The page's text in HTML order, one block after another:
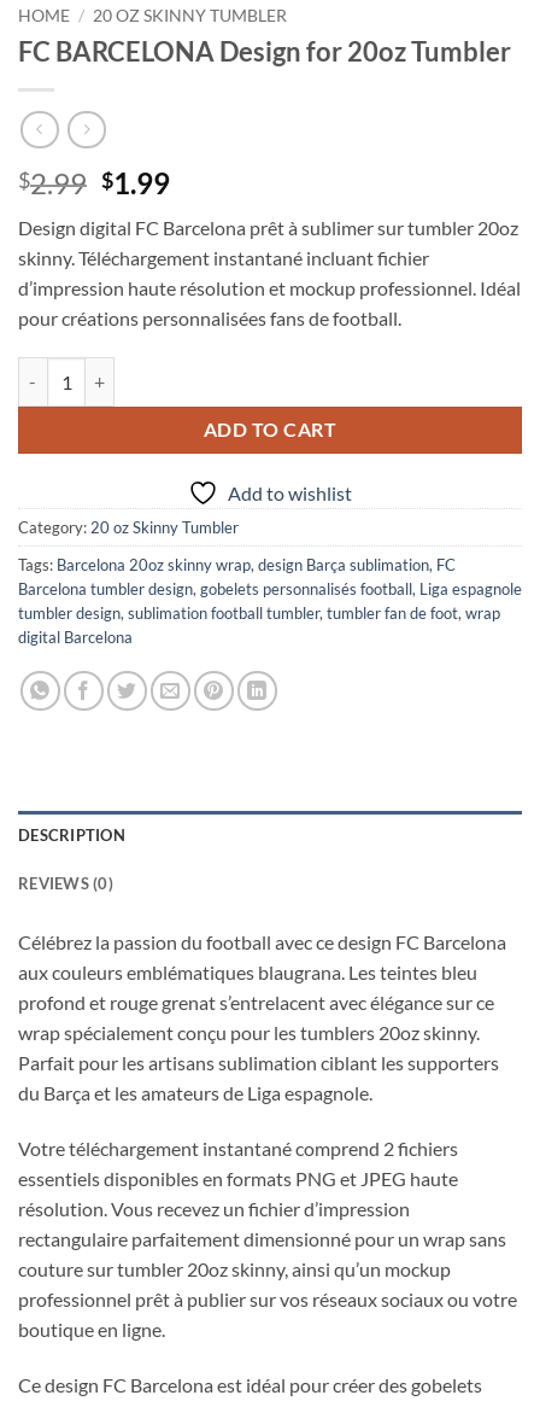
HOME / 20 OZ SKINNY TUMBLER
FC BARCELONA Design for 20oz Tumbler
$2.99 Original
was:
$2.99.
$1.99Current
is:
$1.99.
Design digital FC Barcelona prêt à sublimer sur tumbler 20oz
skinny. Téléchargement instantané incluant fichier
d’impression haute résolution et mockup professionnel. Idéal
pour créations personnalisées fans de football.
ADD TO CART
Add to wishlist
Category:20 oz Skinny Tumbler
Tags: Barcelona 20oz skinny wrap,design Barça sublimation, FC
Barcelona tumbler design,gobelets personnalisés football, Liga espagnole
tumbler design,sublimation football tumbler,tumbler fan de foot,wrap
digital Barcelona
DESCRIPTION
REVIEWS (0)
Célébrez la passion du football avec ce design FC Barcelona
aux couleurs emblématiques blaugrana. Les teintes bleu
profond et rouge grenat s’entrelacent avec élégance sur ce
wrap spécialement conçu pour les tumblers 20oz skinny.
Parfait pour les artisans sublimation ciblant les supporters
du Barça et les amateurs de Liga espagnole.
Votre téléchargement instantané comprend 2 fichiers
essentiels disponibles en formats PNG et JPEG haute
résolution. Vous recevez un fichier d’impression
rectangulaire parfaitement dimensionné pour un wrap sans
couture sur tumbler 20oz skinny, ainsi qu’un mockup
professionnel prêt à publier sur vos réseaux sociaux ou votre
boutique en ligne.
Ce design FC Barcelona est idéal pour créer des gobelets